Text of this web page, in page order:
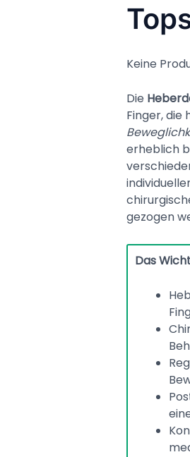
Keine
Die
Finger, die
erheblich
gezogen
Das